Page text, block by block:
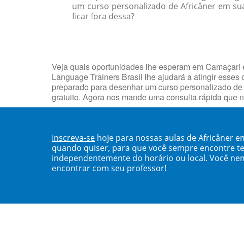
um curso personalizado de Africâner em
ficar fora dessa?
Veja quais oportunidades lhe esperam em
Language Trainers Brasil lhe ajudará a atingir
preparado para desenhar um curso personalizado
gratuito. Agora nos mande uma consulta rápida que
Inscreva-se hoje para nossas aulas de Africâner
quando quiser, para que você sempre encontre
independentemente do horário ou local. Você
encontrar com seu professor!